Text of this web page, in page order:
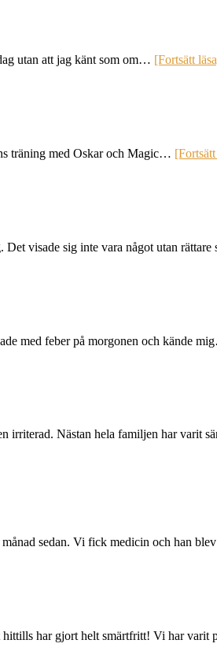
utan att jag känt som om… [Fortsätt
träning med Oskar och Magic…
visade sig inte vara något utan
med feber på morgonen och kände
irriterad. Nästan hela familjen har varit
månad sedan. Vi fick medicin och han
hittills har gjort helt smärtfritt! Vi har varit